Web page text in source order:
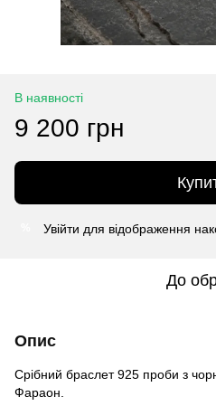
В наявності
9 200 грн
Увійти для відображення
До
Опис
Срібний браслет 925 проби з
Фараон.